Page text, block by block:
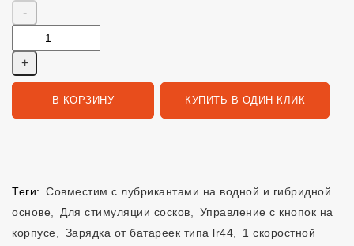
В КОРЗИНУ КУПИТЬ В ОДИН КЛИК
Теги: Совместим с лубрикантами на водной и гибридной
основе
Для стимуляции сосков
Управление с кнопок на
корпусе
Зарядка от батареек типа lr44
1 скоростной